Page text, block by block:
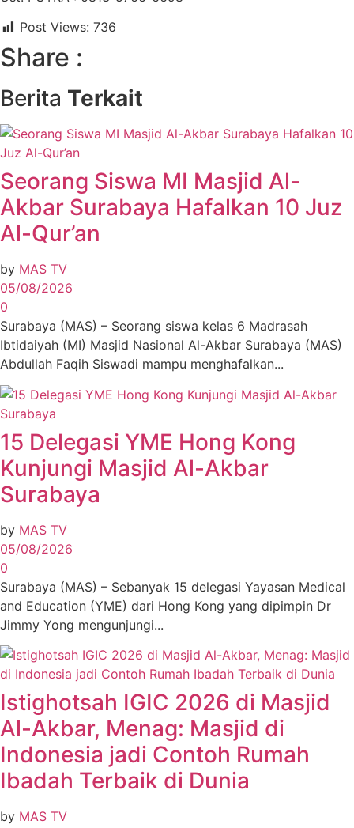
Post Views: 736
Share :
Berita Terkait
Seorang Siswa MI Masjid Al-
Akbar Surabaya Hafalkan 10 Juz
Al-Qur’an
by MAS TV
05/08/2026
0
Surabaya (MAS) – Seorang siswa kelas 6 Madrasah
Ibtidaiyah (MI) Masjid Nasional Al-Akbar Surabaya (MAS)
Abdullah Faqih Siswadi mampu menghafalkan...
15 Delegasi YME Hong Kong
Kunjungi Masjid Al-Akbar
Surabaya
by MAS TV
05/08/2026
0
Surabaya (MAS) – Sebanyak 15 delegasi Yayasan Medical
and Education (YME) dari Hong Kong yang dipimpin Dr
Jimmy Yong mengunjungi...
Istighotsah IGIC 2026 di Masjid
Al-Akbar, Menag: Masjid di
Indonesia jadi Contoh Rumah
Ibadah Terbaik di Dunia
by MAS TV